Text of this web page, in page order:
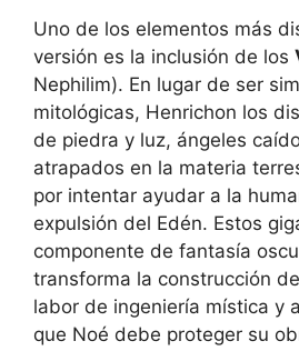
Uno de los elementos más
versión es la inclusión de los
Nephilim). En lugar de ser
mitológicas, Henrichon los
de piedra y luz, ángeles
atrapados en la materia
por intentar ayudar a la
expulsión del Edén. Estos
componente de fantasía
transforma la construcción
labor de ingeniería mística y
que Noé debe proteger su